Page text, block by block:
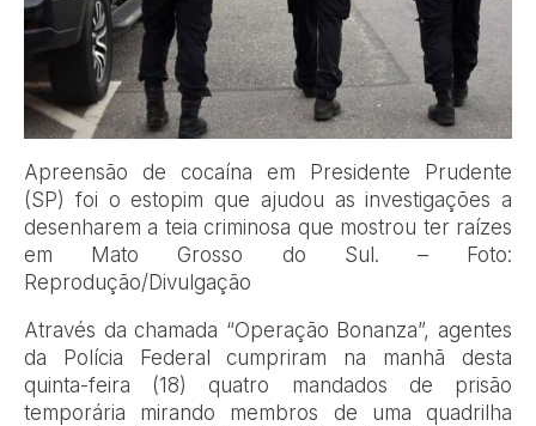
Apreensão de cocaína em Presidente Prudente
(SP) foi o estopim que ajudou as investigações a
desenharem a teia criminosa que mostrou ter raízes
em Mato Grosso do Sul. – Foto:
Reprodução/Divulgação
Através da chamada “Operação Bonanza”, agentes
da Polícia Federal cumpriram na manhã desta
quinta-feira (18) quatro mandados de prisão
temporária mirando membros de uma quadrilha